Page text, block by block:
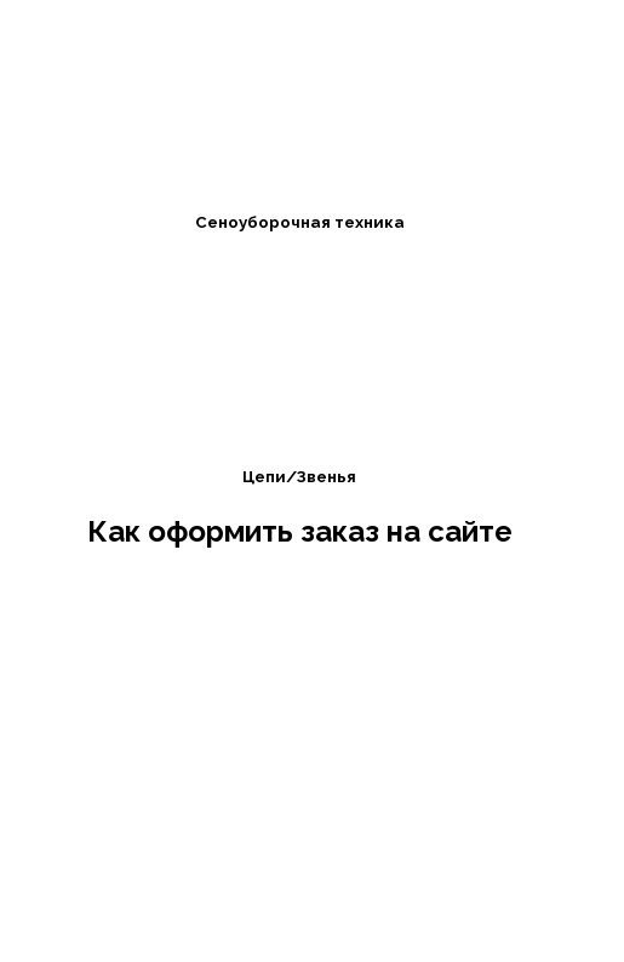
Сеноуборочная техника
Цепи/Звенья
Как оформить заказ на сайте